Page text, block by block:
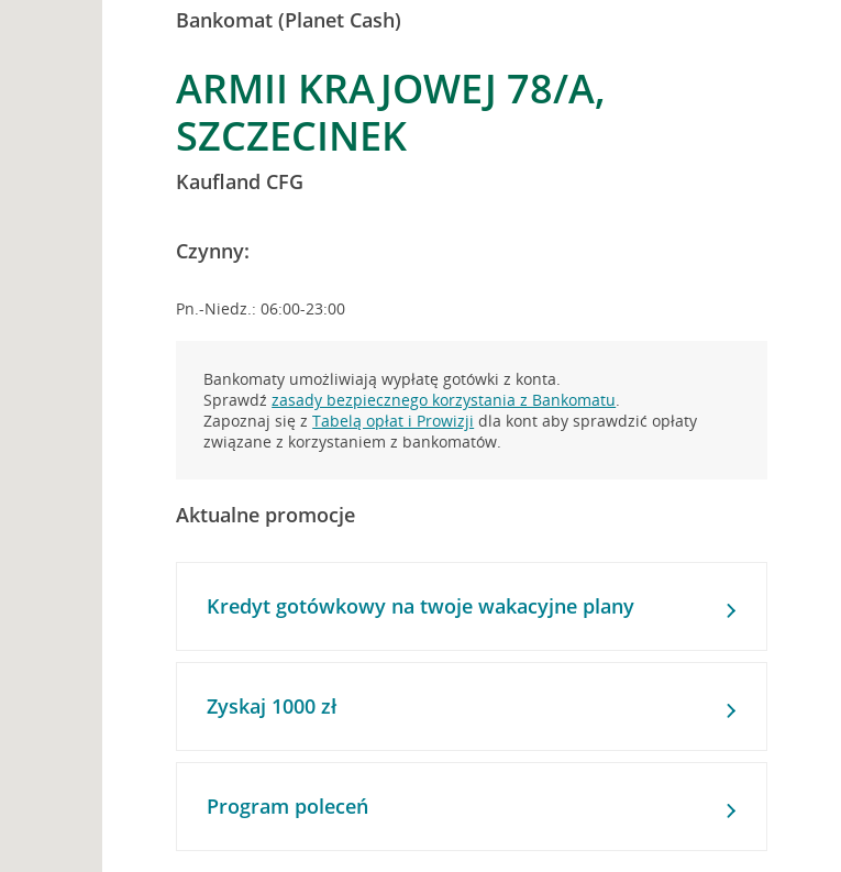
Bankomat (Planet Cash)
ARMII KRAJOWEJ 78/A,
SZCZECINEK
Kaufland CFG
Czynny:
Pn.-Niedz.: 06:00-23:00
Bankomaty umożliwiają wypłatę gotówki z konta.
Sprawdźzasady bezpiecznego korzystania z Bankomatu.
Zapoznaj się zTabelą opłat i Prowizji dla kont aby sprawdzić opłaty
związane z korzystaniem z bankomatów.
Aktualne promocje
Kredyt gotówkowy na twoje wakacyjne plany
Zyskaj 1000 zł
Program poleceń